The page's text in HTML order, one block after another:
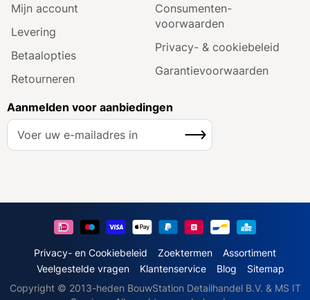
Mijn account
Levering
Betaalopties
Retourneren
Consumenten­
voorwaarden
Privacy- & cookiebeleid
Garantie­voorwaarden
Aanmelden voor aanbiedingen
A
e
o
Inschrijven
Privacy- en Cookiebeleid Zoektermen
Assortiment
Veelgestelde vragen
Klantenservice Blog
Sitemap
Copyright © 2013-heden BouwStation Detailhandel B.V. & MS IT